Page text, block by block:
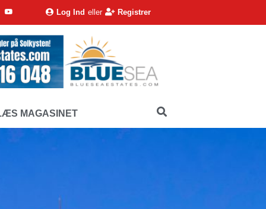
Log Ind eller Registrer
MAGASINET